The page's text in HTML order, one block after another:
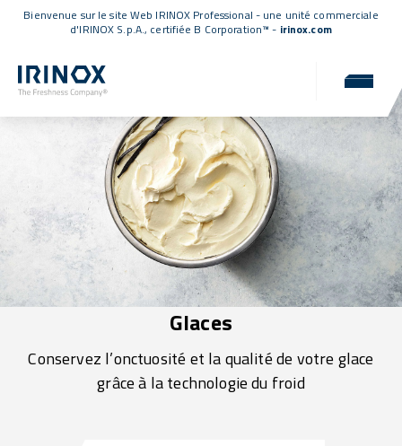
Bienvenue sur le site Web IRINOX Professional - une unité commerciale
d'IRINOX S.p.A., certifiée B Corporation™ - irinox.com
Glaces
Conservez l’onctuosité et la qualité de votre glace
grâce à la technologie du froid